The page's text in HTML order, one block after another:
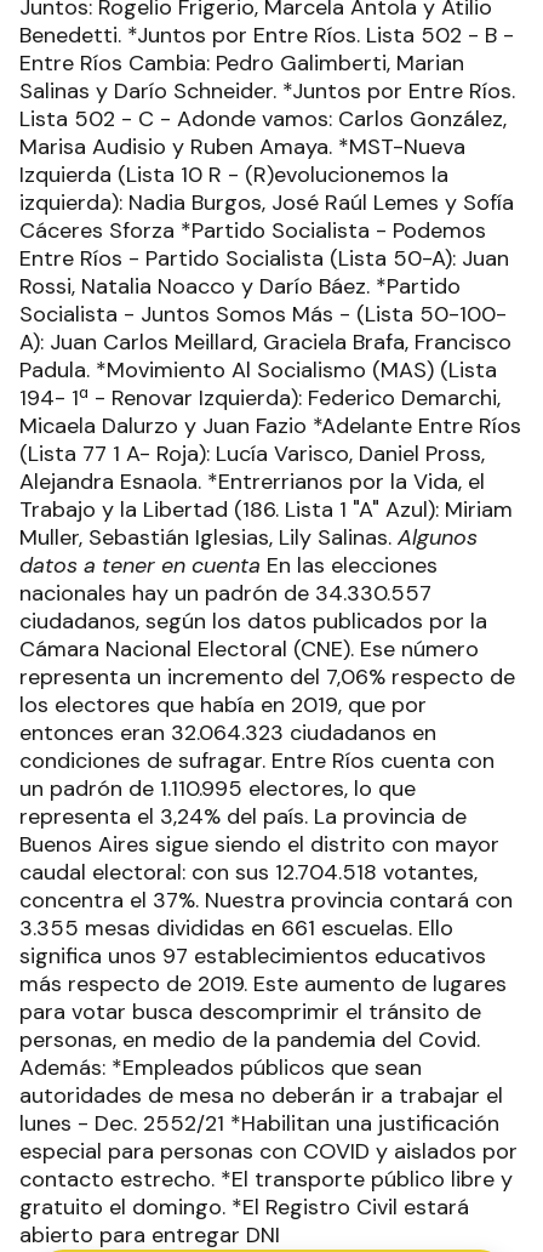
Juntos: Rogelio Frigerio, Marcela Ántola y Atilio
Benedetti. *Juntos por Entre Ríos. Lista 502 - B -
Entre Ríos Cambia: Pedro Galimberti, Marian
Salinas y Darío Schneider. *Juntos por Entre Ríos.
Lista 502 - C - Adonde vamos: Carlos González,
Marisa Audisio y Ruben Amaya. *MST-Nueva
Izquierda (Lista 10 R - (R)evolucionemos la
izquierda): Nadia Burgos, José Raúl Lemes y Sofía
Cáceres Sforza *Partido Socialista - Podemos
Entre Ríos - Partido Socialista (Lista 50-A): Juan
Rossi, Natalia Noacco y Darío Báez. *Partido
Socialista - Juntos Somos Más - (Lista 50-100-
A): Juan Carlos Meillard, Graciela Brafa, Francisco
Padula. *Movimiento Al Socialismo (MAS) (Lista
194- 1ª - Renovar Izquierda): Federico Demarchi,
Micaela Dalurzo y Juan Fazio *Adelante Entre Ríos
(Lista 77 1 A- Roja): Lucía Varisco, Daniel Pross,
Alejandra Esnaola. *Entrerrianos por la Vida, el
Trabajo y la Libertad (186. Lista 1 "A" Azul): Miriam
Muller, Sebastián Iglesias, Lily Salinas. Algunos
datos a tener en cuenta En las elecciones
nacionales hay un padrón de 34.330.557
ciudadanos, según los datos publicados por la
Cámara Nacional Electoral (CNE). Ese número
representa un incremento del 7,06% respecto de
los electores que había en 2019, que por
entonces eran 32.064.323 ciudadanos en
condiciones de sufragar. Entre Ríos cuenta con
un padrón de 1.110.995 electores, lo que
representa el 3,24% del país. La provincia de
Buenos Aires sigue siendo el distrito con mayor
caudal electoral: con sus 12.704.518 votantes,
concentra el 37%. Nuestra provincia contará con
3.355 mesas divididas en 661 escuelas. Ello
significa unos 97 establecimientos educativos
más respecto de 2019. Este aumento de lugares
para votar busca descomprimir el tránsito de
personas, en medio de la pandemia del Covid.
Además: *Empleados públicos que sean
autoridades de mesa no deberán ir a trabajar el
lunes - Dec. 2552/21 *Habilitan una justificación
especial para personas con COVID y aislados por
contacto estrecho. *El transporte público libre y
gratuito el domingo. *El Registro Civil estará
abierto para entregar DNI